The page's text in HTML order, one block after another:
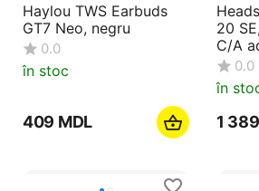
Haylou TWS Earbuds
GT7 Neo, negru
0.0
în stoc
‍409‍ MDL
20
C/A
Black
0.0
în
1 389